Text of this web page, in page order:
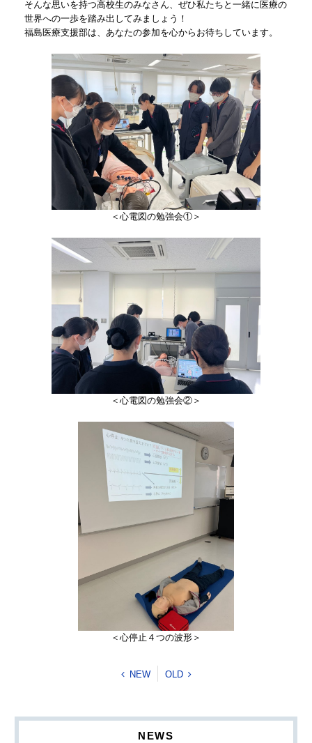
そんな思いを持つ高校生のみなさん、ぜひ私たちと一緒に医療の
世界への一歩を踏み出してみましょう！
福島医療支援部は、あなたの参加を心からお待ちしています。
＜心電図の勉強会①＞
＜心電図の勉強会②＞
＜心停止４つの波形＞
NEW OLD
NEWS